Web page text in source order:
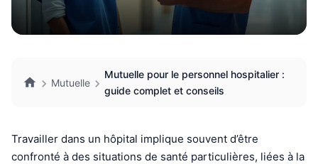
Mutuelle
Mutuelle pour le personnel hospitalier :
guide complet et conseils
Travailler dans un hôpital implique souvent d’être
confronté à des situations de santé particulières, liées à la